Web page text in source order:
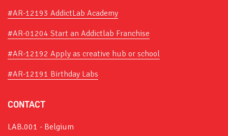
#AR-12193 AddictLab Academy
#AR-01204 Start an Addictlab Franchise
#AR-12192 Apply as creative hub or school
#AR-12191 Birthday Labs
CONTACT
LAB.001 - Belgium